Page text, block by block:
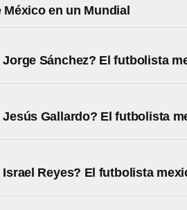
en un Mundial
Jorge Sánchez? El futbolista
Jesús Gallardo? El futbolista
Israel Reyes? El futbolista